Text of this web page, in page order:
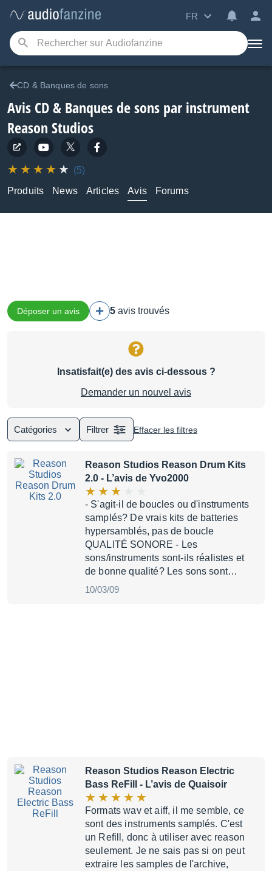
FR
CD & Banques de sons
Avis CD & Banques de sons par instrument
Reason Studios
(5)
Produits
News Articles Avis Forums
Déposer un avis 5 avis trouvés
Insatisfait(e) des avis ci-dessous ?
Demander un nouvel avis
Catégories Filtrer Effacer les filtres
Reason Studios Reason Drum Kits
2.0 - L’avis de Yvo2000
- S'agit-il de boucles ou d'instruments
samplés? De vrais kits de batteries
hypersamblés, pas de boucle
QUALITÉ SONORE - Les
sons/instruments sont-ils réalistes et
de bonne qualité? Les sons sont…
10/03/09
Reason Studios Reason Electric
Bass ReFill
- L’avis de Quaisoir
Formats wav et aiff, il me semble, ce
sont des instruments samplés. C'est
un Refill, donc à utiliser avec reason
seulement. Je ne sais pas si on peut
extraire les samples de l'archive,